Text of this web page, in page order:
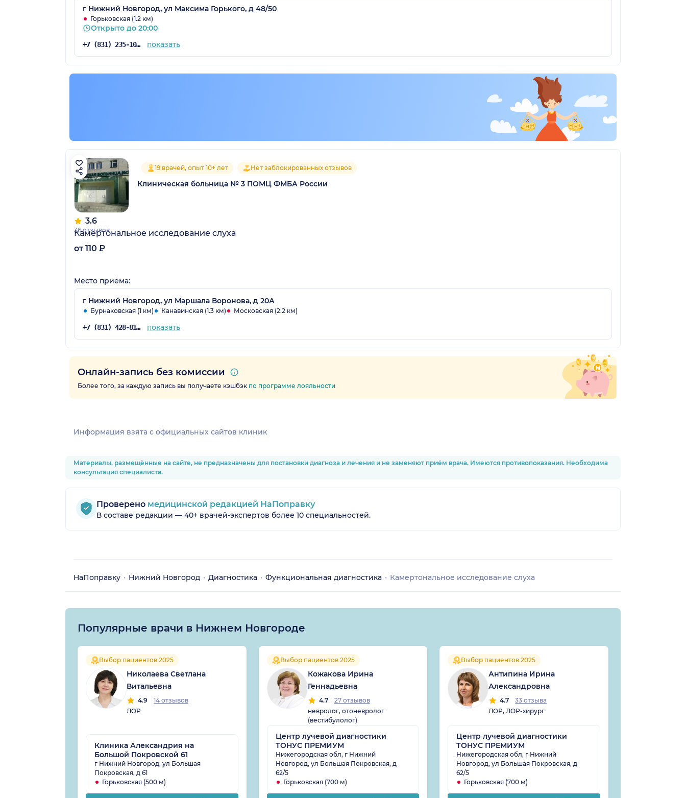
г Нижний Новгород, ул Максима Горького, д 48/50
Горьковская (1.2 км)
Открыто до 20:00
+7 (831) 235-10-51 показать
3.6
36 отзывов
19 врачей, опыт 10+ лет Нет заблокированных отзывов
Клиническая больница № 3 ПОМЦ ФМБА России
Камертональное исследование слуха
от 110 ₽
Место приёма:
г Нижний Новгород, ул Маршала Воронова, д 20А
Бурнаковская (1 км) Канавинская (1.3 км) Московская (2.2 км)
+7 (831) 428-81-88 показать
Онлайн-запись без комиссии
Более того, за каждую запись вы получаете кэшбэк по программе лояльности
Информация взята c официальных сайтов клиник
Материалы, размещённые на сайте, не предназначены для постановки диагноза и лечения и не заменяют приём врача. Имеются противопоказания. Необходима
консультация специалиста.
Проверено медицинской редакцией НаПоправку
В составе редакции — 40+ врачей-экспертов более 10 специальностей.
НаПоправку Нижний Новгород Диагностика Функциональная диагностика Камертональное исследование слуха
Популярные врачи в Нижнем Новгороде
Выбор пациентов 2025
Николаева Светлана
Витальевна
4.9
14 отзывов
ЛОР
Клиника Александрия на
Большой Покровской 61
г Нижний Новгород, ул Большая
Покровская, д 61
Горьковская (500 м)
Выбор пациентов 2025
Кожакова Ирина
Геннадьевна
4.7
27 отзывов
невролог, отоневролог
(вестибулолог)
Центр лучевой диагностики
ТОНУС ПРЕМИУМ
Нижегородская обл, г Нижний
Новгород, ул Большая Покровская, д
62/5
Горьковская (700 м)
Выбор пациентов 2025
Антипина Ирина
Александровна
4.7
33 отзыва
ЛОР, ЛОР-хирург
Центр лучевой диагностики
ТОНУС ПРЕМИУМ
Нижегородская обл, г Нижний
Новгород, ул Большая Покровская, д
62/5
Горьковская (700 м)